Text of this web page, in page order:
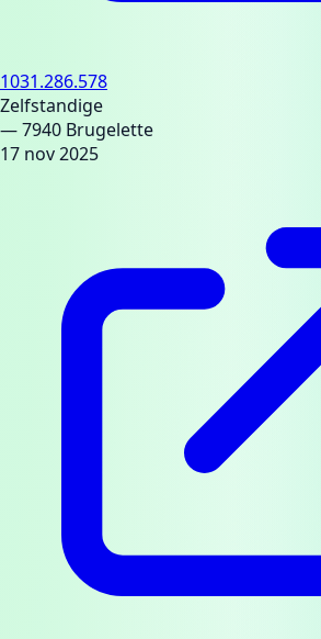
1031.286.578
Zelfstandige
— 7940 Brugelette
17 nov 2025